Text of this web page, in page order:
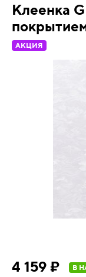
Клеенка
АКЦИЯ
4 159 ₽ В